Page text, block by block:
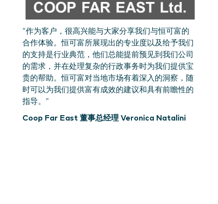
“作为客户，很高兴能与大家分享我们与恒可富的
合作体验。恒可富所展现出的专业度以及给予我们
的支持是行业典范，他们总能提前预见到我们公司
的需求，并在处理复杂的行政事务时为我们提供宝
贵的帮助。恒可富对当地市场有着深入的洞察，随
时可以为我们提供富有成效的建议和具有前瞻性的
指导。”
Coop Far East 董事总经理 Veronica Natalini